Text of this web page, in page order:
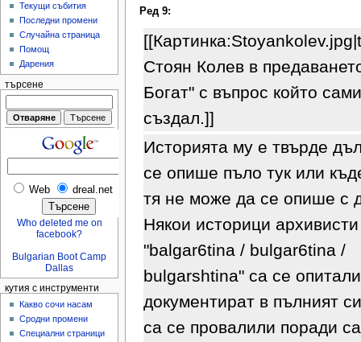
Ред 9:
Стоян Колев в
Богат" с въпрос който
създал.]]
Историята му е твърде
се опише пъло тук или
тя не може да се опише с
Някои историци архивисти
"balgar6tina / bulgar6tina /
bulgarshtina" са се
документират в пълният
са се провалили поради
Текущи събития
Последни промени
Случайна страница
Помощ
Дарения
търсене
Web dreal.net
Who deleted me on
facebook?
Bulgarian Boot Camp
Dallas
кутия с инструменти
Какво сочи насам
Сродни промени
Специални страници